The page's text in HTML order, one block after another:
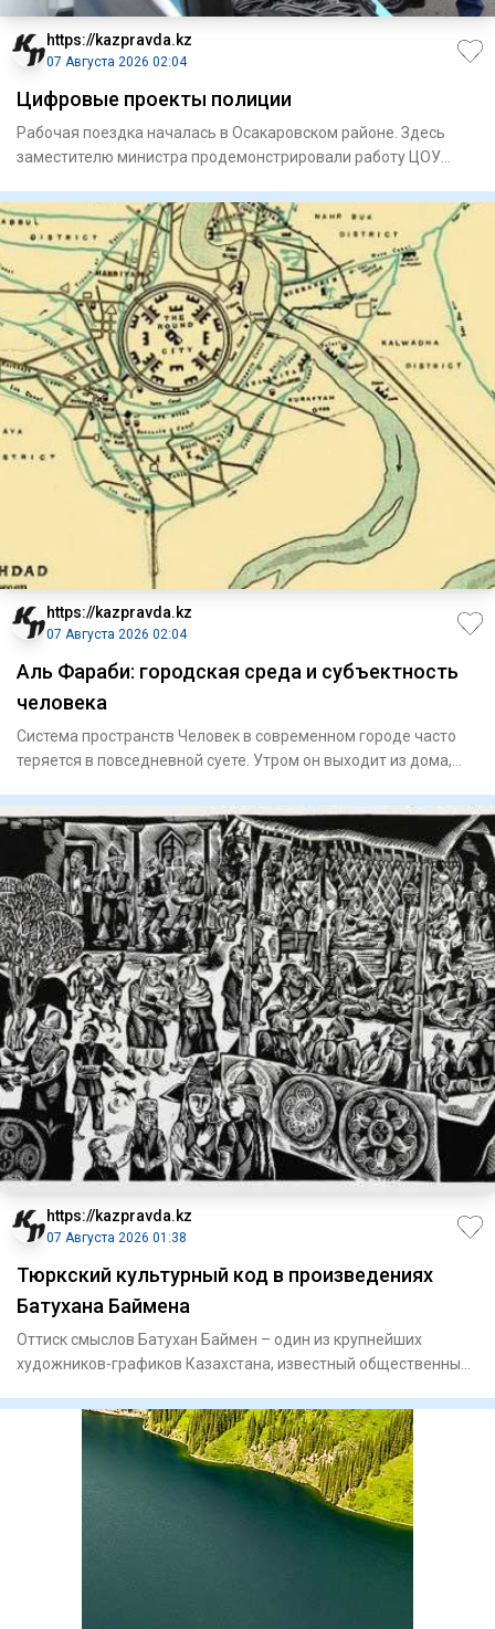
https://kazpravda.kz
07 Августа 2026 02:04
Цифровые проекты полиции
Рабочая поездка началась в Осакаровском районе. Здесь
замес­тителю министра продемонстрировали работу ЦОУ
https://kazpravda.kz
07 Августа 2026 02:04
Аль Фараби: городская среда и субъектность
человека
Система пространств Человек в современном городе часто
теряется в повседневной суете. Утром он выходит из дома,
https://kazpravda.kz
07 Августа 2026 01:38
Тюркский культурный код в произведениях
Батухана Баймена
Оттиск смыслов Батухан Баймен – один из крупнейших
художников-графиков Казахстана, известный общественный